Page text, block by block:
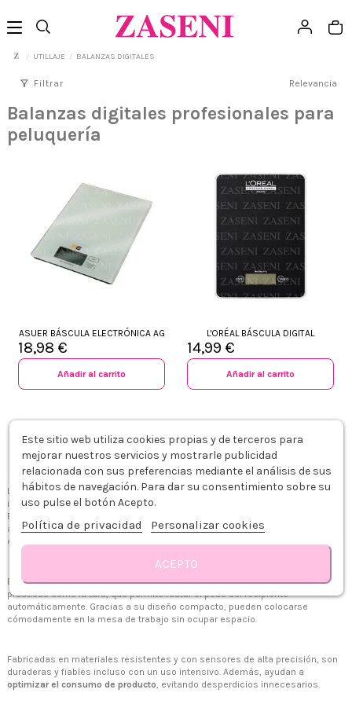
UTILLAJE BALANZAS DIGITALES
filter_alt Filtrar Relevancia
Balanzas digitales profesionales para
peluquería
ASUER BÁSCULA ELECTRÓNICA AG
18,98 €
Añadir al carrito
L'ORÉAL BÁSCULA DIGITAL
14,99 €
Añadir al carrito
Lasbalanzas digitales de peluqueríason una herramienta de precisión
indispensable para quienes buscan perfección en los procesos técnicos.
Permiten pesar con exactitud cada gramo de tinte, oxidante o tratamiento,
asegurando que las fórmulas respeten las proporciones recomendadas por
el fabricante.
Estas balanzas cuentan con pantallas digitales fáciles de leer y funciones
prácticas como la tara, que permite restar el peso del recipiente
automáticamente. Gracias a su diseño compacto, pueden colocarse
cómodamente en la mesa de trabajo sin ocupar espacio.
Fabricadas en materiales resistentes y con sensores de alta precisión, son
duraderas y fiables incluso con un uso intensivo. Además, ayudan a
optimizar el consumo de producto, evitando desperdicios innecesarios.
Este sitio web utiliza cookies propias y de terceros para
mejorar nuestros servicios y mostrarle publicidad
relacionada con sus preferencias mediante el análisis de sus
hábitos de navegación. Para dar su consentimiento sobre su
uso pulse el botón Acepto.
Política de privacidad Personalizar cookies
ACEPTO